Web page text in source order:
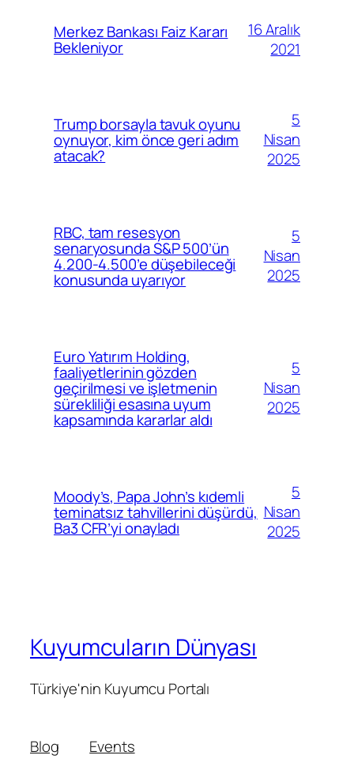
Merkez Bankası Faiz Kararı
Bekleniyor
16 Aralık
2021
Trump borsayla tavuk oyunu
oynuyor, kim önce geri adım
atacak?
5
Nisan
2025
RBC, tam resesyon
senaryosunda S&P 500’ün
4.200-4.500’e düşebileceği
konusunda uyarıyor
5
Nisan
2025
Euro Yatırım Holding,
faaliyetlerinin gözden
geçirilmesi ve işletmenin
sürekliliği esasına uyum
kapsamında kararlar aldı
5
Nisan
2025
Moody’s, Papa John’s kıdemli
teminatsız tahvillerini düşürdü,
Ba3 CFR’yi onayladı
5
Nisan
2025
Kuyumcuların Dünyası
Türkiye'nin Kuyumcu Portalı
Blog
Events